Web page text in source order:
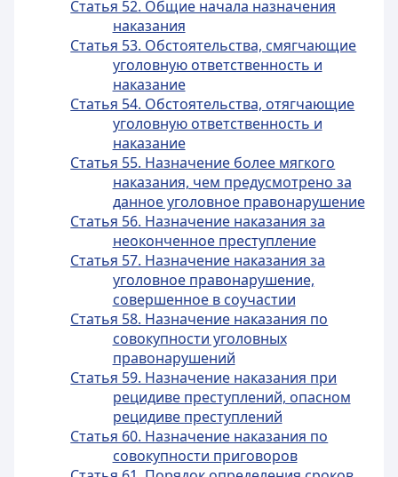
Статья 52. Общие начала назначения
наказания
Статья 53. Обстоятельства, смягчающие
уголовную ответственность и
наказание
Статья 54. Обстоятельства, отягчающие
уголовную ответственность и
наказание
Статья 55. Назначение более мягкого
наказания, чем предусмотрено за
данное уголовное правонарушение
Статья 56. Назначение наказания за
неоконченное преступление
Статья 57. Назначение наказания за
уголовное правонарушение,
совершенное в соучастии
Статья 58. Назначение наказания по
совокупности уголовных
правонарушений
Статья 59. Назначение наказания при
рецидиве преступлений, опасном
рецидиве преступлений
Статья 60. Назначение наказания по
совокупности приговоров